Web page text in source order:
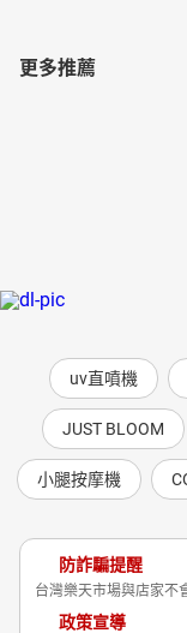
更多推薦
uv直噴機
JUST BLOOM
小腿按摩機
防詐騙提醒
台灣樂天市場與店家不
政策宣導